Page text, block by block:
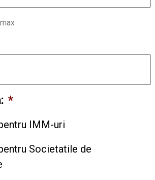
*
IMM-uri
Societatile de